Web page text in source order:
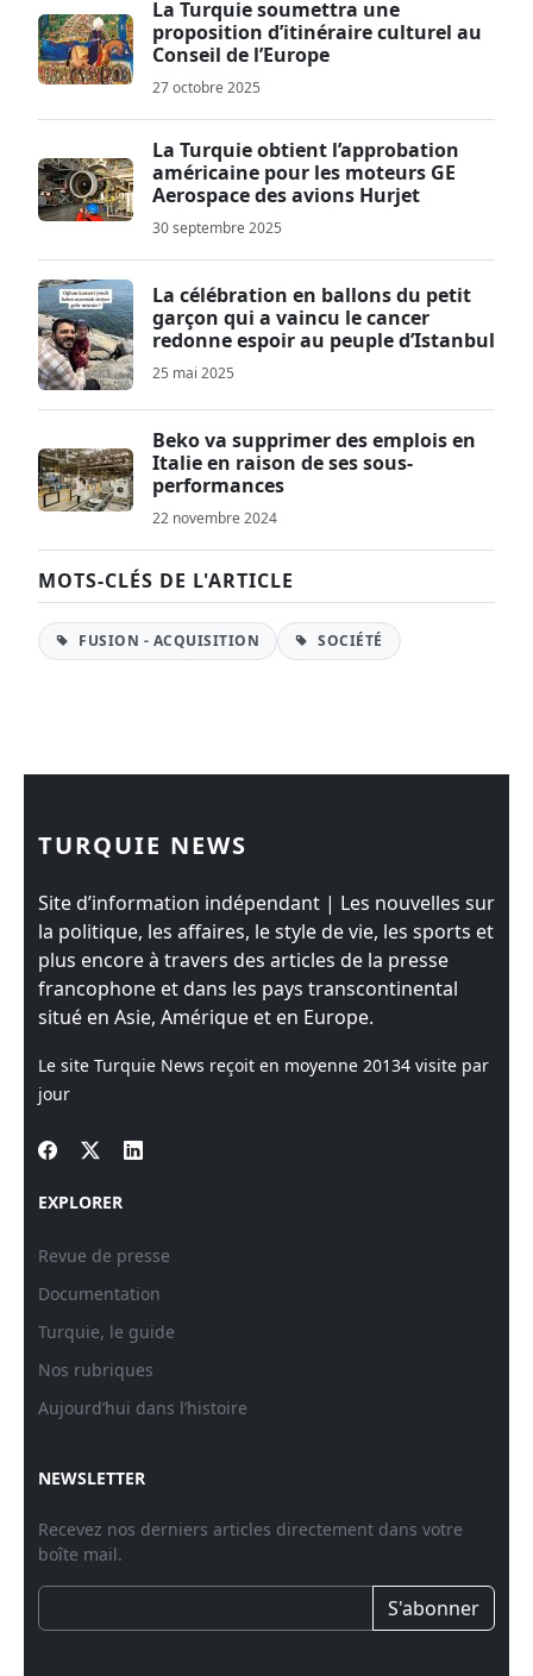
La Turquie soumettra une
proposition d’itinéraire culturel au
Conseil de l’Europe
27 octobre 2025
La Turquie obtient l’approbation
américaine pour les moteurs GE
Aerospace des avions Hurjet
30 septembre 2025
La célébration en ballons du petit
garçon qui a vaincu le cancer
redonne espoir au peuple d’Istanbul
25 mai 2025
Beko va supprimer des emplois en
Italie en raison de ses sous-
performances
22 novembre 2024
MOTS-CLÉS DE L'ARTICLE
FUSION - ACQUISITION SOCIÉTÉ
TURQUIE NEWS
Site d’information indépendant | Les nouvelles sur
la politique, les affaires, le style de vie, les sports et
plus encore à travers des articles de la presse
francophone et dans les pays transcontinental
situé en Asie, Amérique et en Europe.
Le site Turquie News reçoit en moyenne 20134 visite par
jour
EXPLORER
Revue de presse
Documentation
Turquie, le guide
Nos rubriques
Aujourd’hui dans l’histoire
NEWSLETTER
Recevez nos derniers articles directement dans votre
boîte mail.
S'abonner